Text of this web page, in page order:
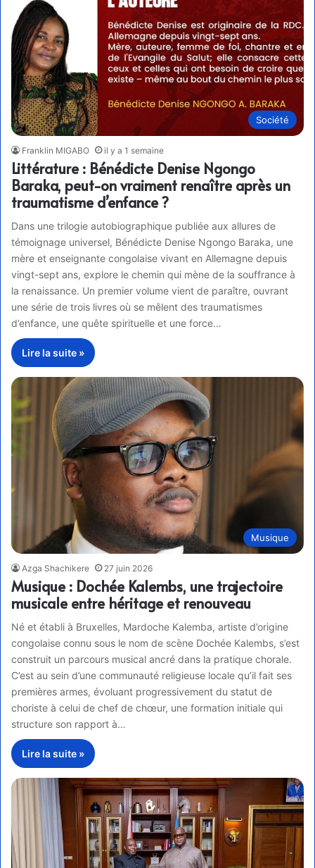
Société
Franklin MIGABO il y a 1 semaine
Littérature : Bénédicte Denise Ngongo
Baraka, peut-on vraiment renaître après un
traumatisme d’enfance ?
Dans une trilogie autobiographique publiée aux allures de
témoignage universel, Bénédicte Denise Ngongo Baraka, une
mère et enseignante congolaise vivant en Allemagne depuis
vingt-sept ans, explore le chemin qui mène de la souffrance à
la renaissance. Un premier volume vient de paraître, ouvrant
une série de trois livres où se mêlent des traumatismes
d’enfance, une quête spirituelle et une force…
Lire la suite »
Musique
Azga Shachikere 27 juin 2026
Musique : Dochée Kalembs, une trajectoire
musicale entre héritage et renouveau
Né et établi à Bruxelles, Mardoche Kalemba, artiste d’origine
congolaise connu sous le nom de scène Dochée Kalembs, s’est
construit un parcours musical ancré dans la pratique chorale.
C’est au sein d’une communauté religieuse locale qu’il fait ses
premières armes, évoluant progressivement du statut de
choriste à celui de chef de chœur, une formation initiale qui
structure son rapport à…
Lire la suite »